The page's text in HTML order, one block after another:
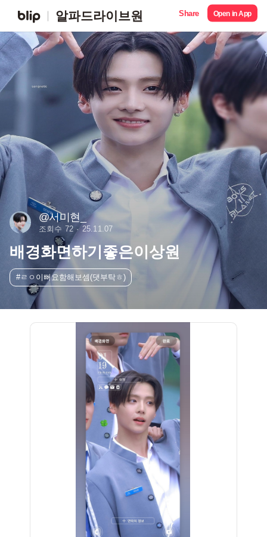
알파드라이브원 Share Open in App
@서미현_
조회수 72 25.11.07
배경화면하기좋은이상원
#ㄹㅇ이뻐요함해보셈(댓부탁ㅎ)